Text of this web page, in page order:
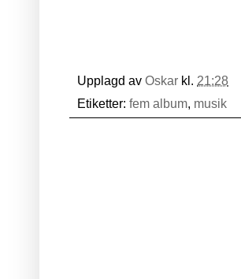
Upplagd av Oskar kl. 21:28
Etiketter: fem album, musik